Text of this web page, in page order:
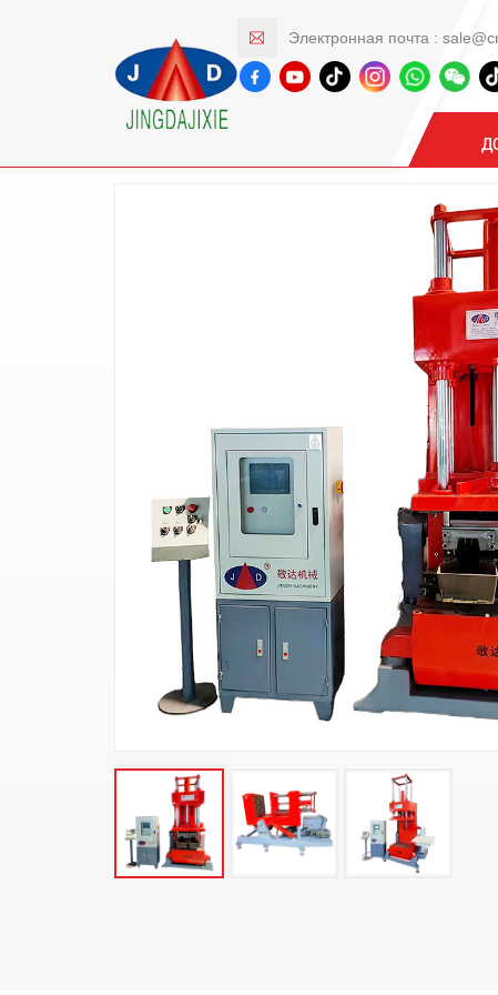
Электронная почта :
Продукты Машина для